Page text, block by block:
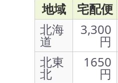
地域
宅配便
北海
道
3,300
円
北東
北
1650
円